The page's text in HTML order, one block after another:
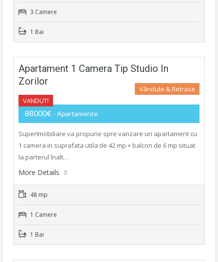
3 Camere
1 Bai
Apartament 1 Camera Tip Studio In
Zorilor
VANDUT!
Vândute & Retrase
88000€ - Apartamente
SuperImobiliare va propune spre vanzare un apartament cu
1 camera in suprafata utila de 42 mp + balcon de 6 mp situat
la parterul înalt…
More Details
48 mp
1 Camere
1 Bai